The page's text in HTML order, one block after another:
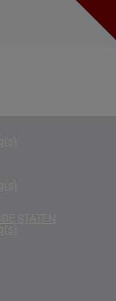
KONINKRIJK
STATEN